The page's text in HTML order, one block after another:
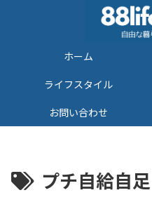
ホーム
ライフスタイル
お問い合わせ
プチ自給自足